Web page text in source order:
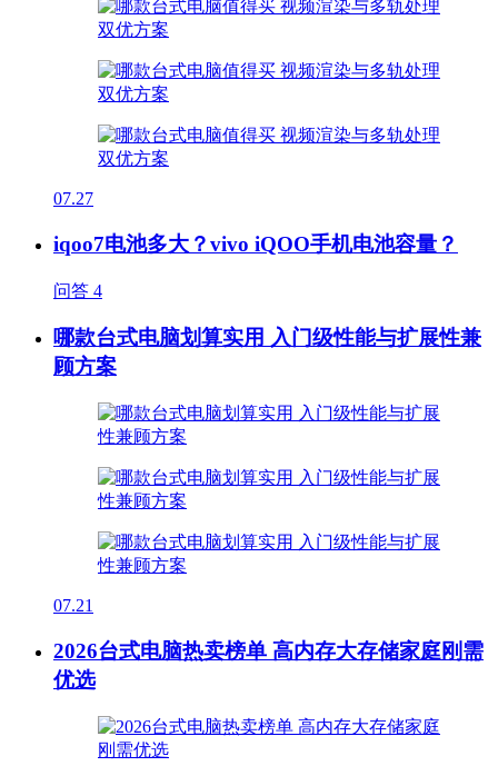
07.27
iqoo7电池多大？vivo iQOO手机电池容量？
问答 4
哪款台式电脑划算实用 入门级性能与扩展性兼
顾方案
07.21
2026台式电脑热卖榜单 高内存大存储家庭刚需
优选